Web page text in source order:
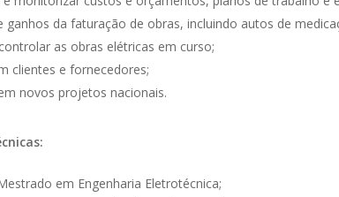
ganhos da faturação de obras, incluindo autos de
as obras elétricas em curso;
clientes e fornecedores;
novos projetos nacionais.
em Engenharia Eletrotécnica;